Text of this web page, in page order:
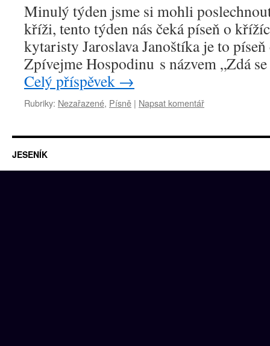
Minulý týden jsme si mohli
kříži, tento týden nás čeká píseň o
kytaristy Jaroslava Janoštíka je to
Zpívejme Hospodinu s názvem „Zdá
Celý příspěvek →
Rubriky: Nezařazené, Písně | Napsat komentář
JESENÍK